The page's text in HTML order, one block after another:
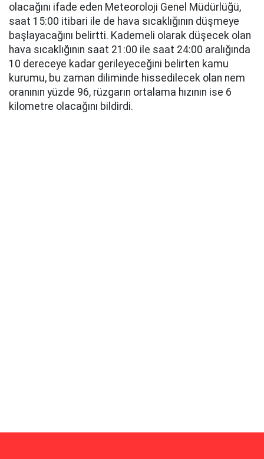
olacağını ifade eden Meteoroloji Genel Müdürlüğü,
saat 15:00 itibari ile de hava sıcaklığının düşmeye
başlayacağını belirtti. Kademeli olarak düşecek olan
hava sıcaklığının saat 21:00 ile saat 24:00 aralığında
10 dereceye kadar gerileyeceğini belirten kamu
kurumu, bu zaman diliminde hissedilecek olan nem
oranının yüzde 96, rüzgarın ortalama hızının ise 6
kilometre olacağını bildirdi.